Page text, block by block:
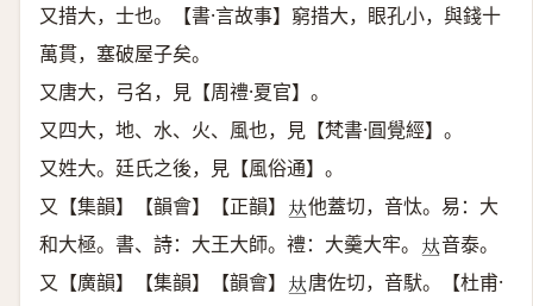
又措大，士也。【書·言故事】窮措大，眼孔小，與錢十
萬貫，塞破屋子矣。
又唐大，弓名，見【周禮·夏官】。
又四大，地、水、火、風也，見【梵書·圓覺經】。
又姓大。廷氏之後，見【風俗通】。
又【集韻】【韻會】【正韻】 𠀤他蓋切，音忲。易：大
和大極。書、詩：大王大師。禮：大羹大牢。 𠀤音泰。
又【廣韻】【集韻】【韻會】 𠀤唐佐切，音䭾。【杜甫·